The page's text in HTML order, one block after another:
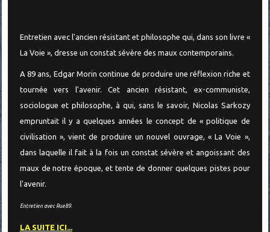
Entretien avec l'ancien résistant et philosophe qui, dans son livre «
La Voie », dresse un constat sévère des maux contemporains.
A 89 ans, Edgar Morin continue de produire une réflexion riche et
tournée vers l'avenir. Cet ancien résistant, ex-communiste,
sociologue et philosophe, à qui, sans le savoir, Nicolas Sarkozy
empruntait il y a quelques années le concept de « politique de
civilisation », vient de produire un nouvel ouvrage, « La Voie »,
dans laquelle il fait à la fois un constat sévère et angoissant des
maux de notre époque, et tente de donner quelques pistes pour
l'avenir.
Entretien avec Rue89.
LA SUITE ICI...